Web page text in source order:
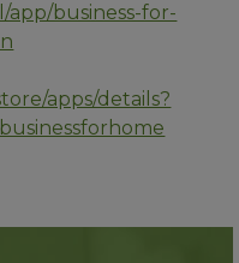
app/business-for-
apps/details?